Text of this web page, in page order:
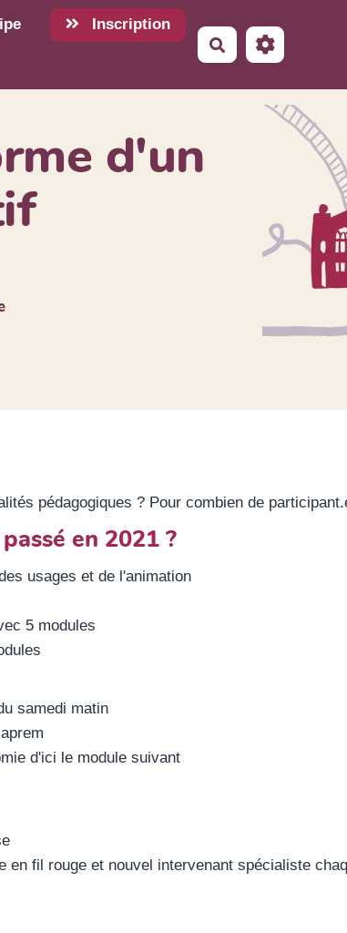
Inscription
Rechercher
d'un
pédagogiques ? Pour combien de
en 2021 ?
usages et de l'animation
5 modules
samedi matin
d'ici le module suivant
en fil rouge et nouvel intervenant spécialiste